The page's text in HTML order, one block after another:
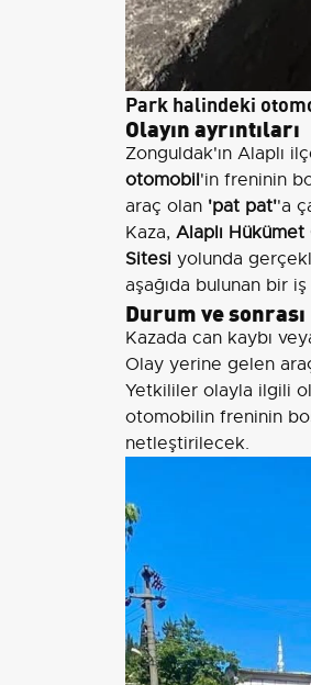
Park halindeki
Olayın ayrıntıları
Zonguldak'ın Alaplı
otomobil'in freninin
araç olan 'pat pat''a
Kaza, Alaplı Hükümet
Sitesi yolunda
aşağıda bulunan bir
Durum ve sonrası
Kazada can kaybı
Olay yerine gelen
Yetkililer olayla ilgili
otomobilin freninin
netleştirilecek.